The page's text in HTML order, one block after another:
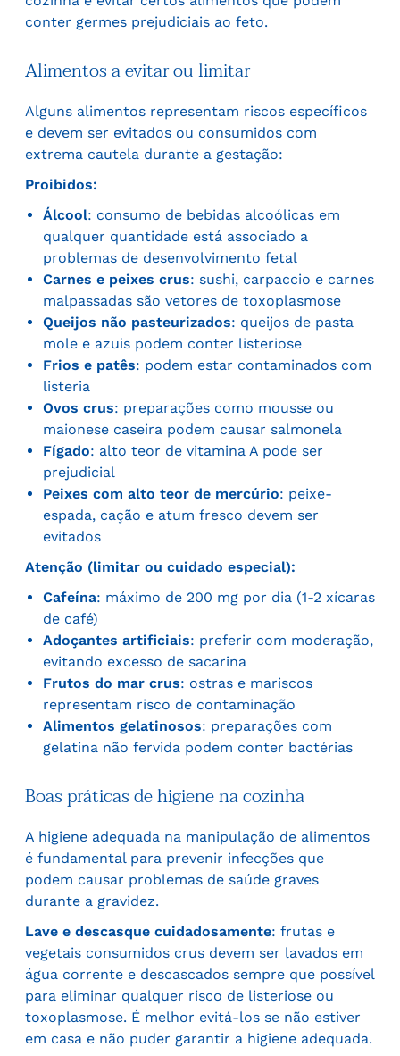
conter germes prejudiciais ao feto.
Alimentos a evitar ou limitar
Alguns alimentos representam riscos específicos
e devem ser evitados ou consumidos com
extrema cautela durante a gestação:
Proibidos:
Álcool: consumo de bebidas alcoólicas em
qualquer quantidade está associado a
problemas de desenvolvimento fetal
Carnes e peixes crus: sushi, carpaccio e carnes
malpassadas são vetores de toxoplasmose
Queijos não pasteurizados: queijos de pasta
mole e azuis podem conter listeriose
Frios e patês: podem estar contaminados com
listeria
Ovos crus: preparações como mousse ou
maionese caseira podem causar salmonela
Fígado: alto teor de vitamina A pode ser
prejudicial
Peixes com alto teor de mercúrio: peixe-
espada, cação e atum fresco devem ser
evitados
Atenção (limitar ou cuidado especial):
Cafeína: máximo de 200 mg por dia (1-2 xícaras
de café)
Adoçantes artificiais: preferir com moderação,
evitando excesso de sacarina
Frutos do mar crus: ostras e mariscos
representam risco de contaminação
Alimentos gelatinosos: preparações com
gelatina não fervida podem conter bactérias
Boas práticas de higiene na cozinha
A higiene adequada na manipulação de alimentos
é fundamental para prevenir infecções que
podem causar problemas de saúde graves
durante a gravidez.
Lave e descasque cuidadosamente: frutas e
vegetais consumidos crus devem ser lavados em
água corrente e descascados sempre que possível
para eliminar qualquer risco de listeriose ou
toxoplasmose. É melhor evitá-los se não estiver
em casa e não puder garantir a higiene adequada.